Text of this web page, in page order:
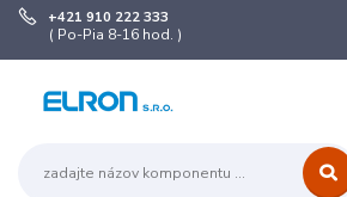
+421 910 222 333
( Po-Pia 8-16 hod. )